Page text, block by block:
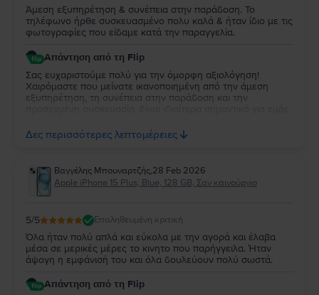
Άμεση εξυπηρέτηση & συνέπεια στην παράδοση. Το
τηλέφωνο ήρθε συσκευασμένο πολυ καλά & ήταν ίδιο με τις
φωτογραφίες που είδαμε κατά την παραγγελία.
Απάντηση από τη Flip
Σας ευχαριστούμε πολύ για την όμορφη αξιολόγηση!
Χαιρόμαστε που μείνατε ικανοποιημένη από την άμεση
εξυπηρέτηση, τη συνέπεια στην παράδοση και την
τις προσδοκίες σας. Να το χαρείτε και είμαστε πάντα στη
διάθεσή σας!
Δες περισσότερες λεπτομέρειες
Βαγγέλης Μπουναρτζής,28 Feb 2026
Apple iPhone 15 Plus, Blue, 128 GB, Σαν καινούργιο
5/5 Επαληθευμένη κριτική
Όλα ήταν πολύ απλά και εύκολα με την αγορά και έλαβα
μέσα σε μερικές μέρες το κινητο που παρήγγειλα. Ήταν
άψογη η εμφάνισή του και όλα δουλεύουν πολύ σωστά.
Απάντηση από τη Flip